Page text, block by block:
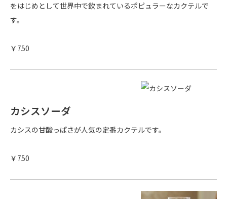
をはじめとして世界中で飲まれているポピュラーなカクテルで
す。
￥750
カシスソーダ
カシスの甘酸っぱさが人気の定番カクテルです。
￥750